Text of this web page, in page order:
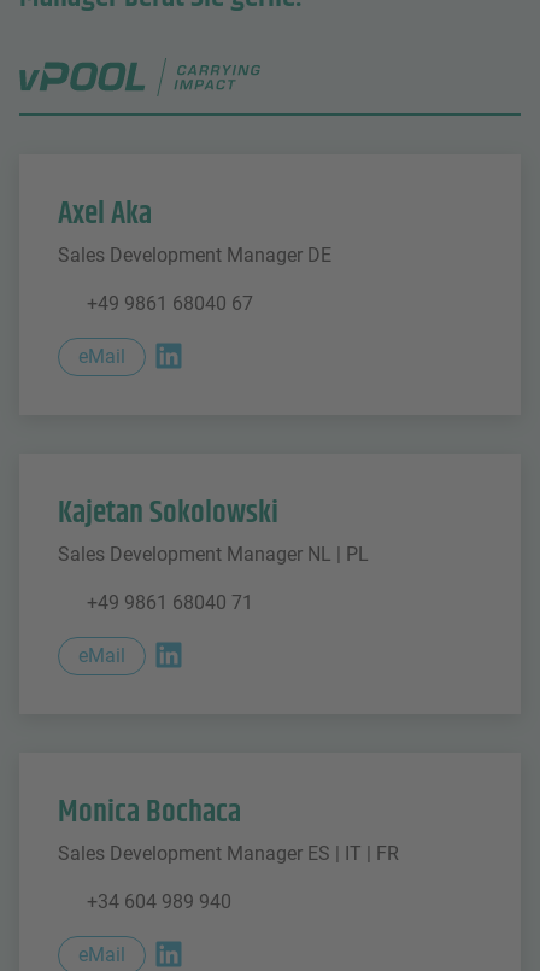
Axel Aka
Sales Development Manager DE
+49 9861 68040 67
eMail
Kajetan Sokolowski
Sales Development Manager NL | PL
+49 9861 68040 71
eMail
Monica Bochaca
Sales Development Manager ES | IT | FR
+34 604 989 940
eMail